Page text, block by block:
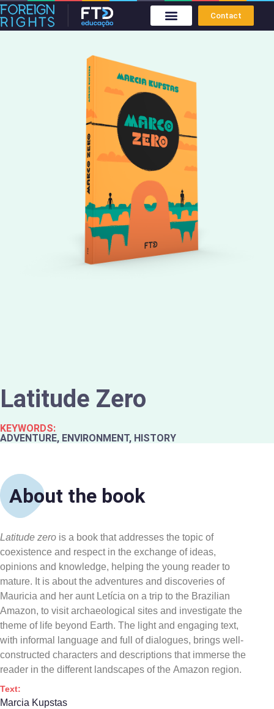
Contact
Latitude Zero
KEYWORDS:
ADVENTURE, ENVIRONMENT, HISTORY
About the book
Latitude zero is a book that addresses the topic of
coexistence and respect in the exchange of ideas,
opinions and knowledge, helping the young reader to
mature. It is about the adventures and discoveries of
Mauricia and her aunt Letícia on a trip to the Brazilian
Amazon, to visit archaeological sites and investigate the
theme of life beyond Earth. The lightand engaging text,
with informal language and full of dialogues, brings well-
constructed characters and descriptions that immerse the
reader in the different landscapes of the Amazon region.
Text:
Marcia Kupstas